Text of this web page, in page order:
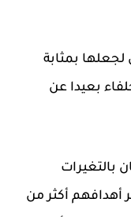
بمثابة
بعيدا عن
بالتغيرات
أهدافهم أكثر من